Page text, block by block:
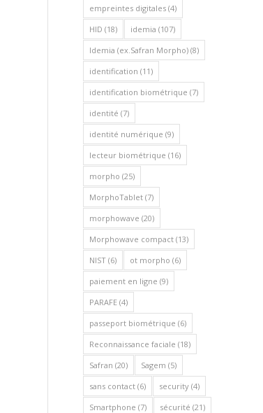
empreintes digitales (4)
HID (18) idemia (107)
Idemia (ex.Safran Morpho) (8)
identification (11)
identification biométrique (7)
identité (7)
identité numérique (9)
lecteur biométrique (16)
morpho (25)
MorphoTablet (7)
morphowave (20)
Morphowave compact (13)
NIST (6) ot morpho (6)
paiement en ligne (9)
PARAFE (4)
passeport biométrique (6)
Reconnaissance faciale (18)
Safran (20) Sagem (5)
sans contact (6) security (4)
Smartphone (7) sécurité (21)